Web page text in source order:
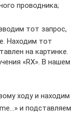
проводника;
тот запрос,
Находим тот
на картинке.
«RX». В нашем
ходу и находим
и подставляем